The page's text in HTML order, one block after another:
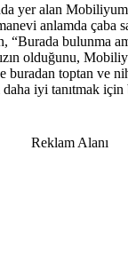
yer alan
anlamda çaba
bulunma
olduğunu,
buradan toptan ve
iyi tanıtmak için
Reklam Alanı